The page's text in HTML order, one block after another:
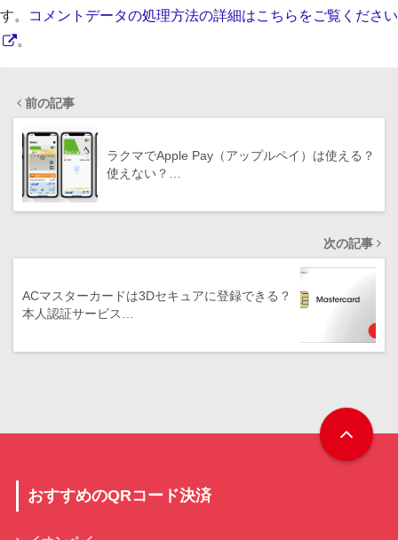
す。
コメントデータの処理方法の詳細はこちらをご覧ください
。
前の記事
ラクマでApple Pay（アップルペイ）は使える？
使えない？…
次の記事
ACマスターカードは3Dセキュアに登録できる？
本人認証サービス…
おすすめのQRコード決済